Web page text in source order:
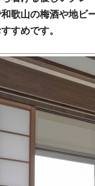
歌山の梅酒や地ビ
すめです。